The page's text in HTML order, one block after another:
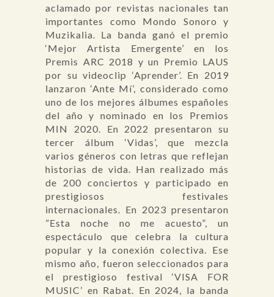
aclamado por revistas nacionales tan
importantes como Mondo Sonoro y
Muzikalia. La banda ganó el premio
‘Mejor Artista Emergente’ en los
Premis ARC 2018 y un Premio LAUS
por su videoclip ‘Aprender’. En 2019
lanzaron ‘Ante Mí’, considerado como
uno de los mejores álbumes españoles
del año y nominado en los Premios
MIN 2020. En 2022 presentaron su
tercer álbum ‘Vidas’, que mezcla
varios géneros con letras que reflejan
historias de vida. Han realizado más
de 200 conciertos y participado en
prestigiosos festivales
internacionales. En 2023 presentaron
”Esta noche no me acuesto”, un
espectáculo que celebra la cultura
popular y la conexión colectiva. Ese
mismo año, fueron seleccionados para
el prestigioso festival ‘VISA FOR
MUSIC’ en Rabat. En 2024, la banda